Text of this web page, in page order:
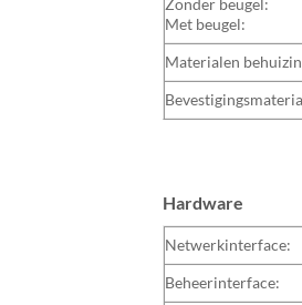
Met beugel:
Materialen
Hardware
Netwerkinterface:
Beheerinterface: